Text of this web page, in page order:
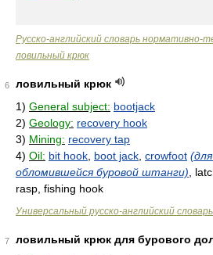
Русско-английский словарь нормативно-
ловильный крюк
6
ловильный крюк
1) General subject: bootjack
2) Geology: recovery hook
3) Mining: recovery tap
4) Oil: bit hook boot jack crowfoot
обломившейся буровой штанги) ,
rasp, fishing hook
Универсальный русско-английский словарь
7
ловильный крюк для бурового